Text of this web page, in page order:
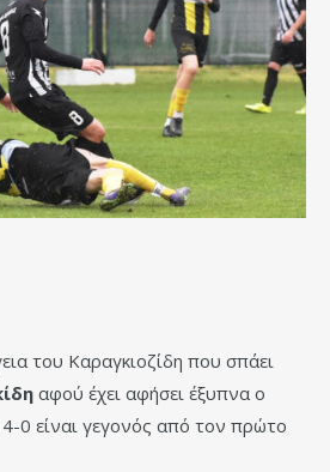
του Καραγκιοζίδη που σπάει
αφού έχει αφήσει έξυπνα ο
0 είναι γεγονός από τον πρώτο